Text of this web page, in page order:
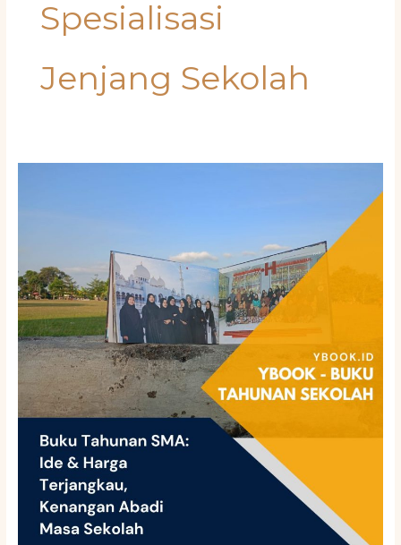
Spesialisasi
Jenjang Sekolah
untuk
Generasi
Praktisi